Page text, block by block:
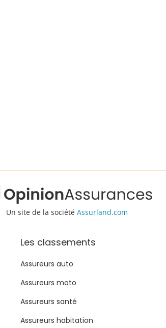
Un site de la société Assurland.com
Les classements
Assureurs auto
Assureurs moto
Assureurs santé
Assureurs habitation